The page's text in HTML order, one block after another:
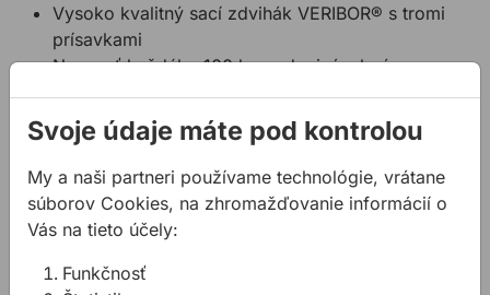
Vysoko kvalitný sací zdvihák VERIBOR® s tromi
prísavkami
Nosnosť každého 100 kg, s dvojnásobným
bezpečnostným faktorom
Pre všetky plynotesné povrchy
Vyrobené z bezolovnatého hliníka
Bez karcinogénnych uhľovodíkových zlúčenín
(PAH)
Vyrobené v Nemecku
Použitie:
Svoje údaje máte pod kontrolou
My a naši partneri používame technológie, vrátane
súborov Cookies, na zhromažďovanie informácií o
Vás na tieto účely:
Funkčnosť